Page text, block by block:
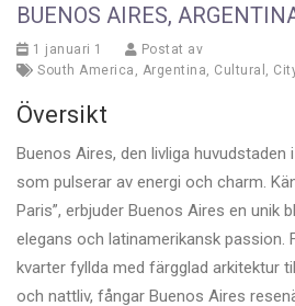
BUENOS AIRES,
1 januari 1
Postat av
South America , Argentina, Cultural ,
Översikt
Buenos Aires, den livliga huvudstaden
som pulserar av energi och charm.
Paris”, erbjuder Buenos Aires en unik
elegans och latinamerikansk passion.
kvarter fyllda med färgglad arkitektur
och nattliv, fångar Buenos Aires